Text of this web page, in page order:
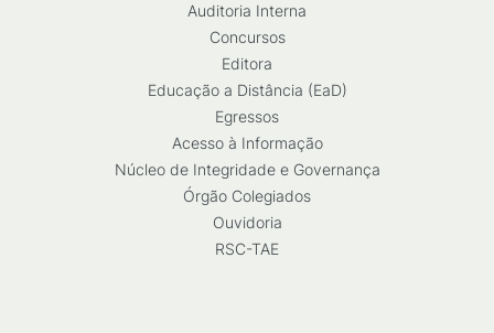
Auditoria Interna
Concursos
Editora
Educação a Distância (EaD)
Egressos
Acesso à Informação
Núcleo de Integridade e Governança
Órgão Colegiados
Ouvidoria
RSC-TAE